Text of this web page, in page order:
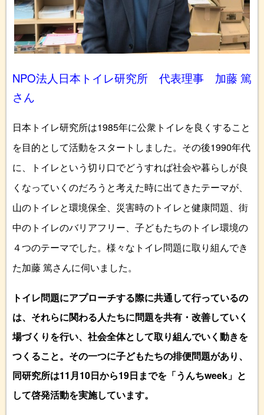
NPO法人日本トイレ研究所 代表理事 加藤 篤
さん
日本トイレ研究所は1985年に公衆トイレを良くすること
を目的として活動をスタートしました。その後1990年代
に、トイレという切り口でどうすれば社会や暮らしが良
くなっていくのだろうと考えた時に出てきたテーマが、
山のトイレと環境保全、災害時のトイレと健康問題、街
中のトイレのバリアフリー、子どもたちのトイレ環境の
４つのテーマでした。様々なトイレ問題に取り組んでき
た加藤 篤さんに伺いました。
トイレ問題にアプローチする際に共通して行っているの
は、それらに関わる人たちに問題を共有・改善していく
場づくりを行い、社会全体として取り組んでいく動きを
つくること。その一つに子どもたちの排便問題があり、
同研究所は11月10日から19日までを「うんちweek」と
して啓発活動を実施しています。